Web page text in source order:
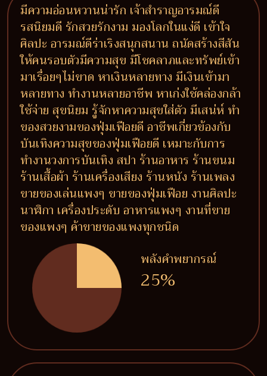
มีความอ่อนหวานน่ารัก เจ้าสำราญอารมณ์ดี
รสนิยมดี รักสวยรักงาม มองโลกในแง่ดี เข้าใจ
ศิลปะ อารมณ์ดีร่าเริงสนุกสนาน ถนัดสร้างสีสัน
ให้คนรอบตัวมีความสุข มีโชคลาภและทรัพย์เข้า
มาเรื่อยๆไม่ขาด หาเงินหลายทาง มีเงินเข้ามา
หลายทาง ทำงานหลายอาชีพ หาเก่งใช้คล่องกล้า
ใช้จ่าย สุขนิยม รู้จักหาความสุขใส่ตัว มีเสน่ห์ ทำ
ของสวยงามของฟุ่มเฟือยดี อาชีพเกี่ยวข้องกับ
บันเทิงความสุขของฟุ่มเฟือยดี เหมาะกับการ
ทำงานวงการบันเทิง สปา ร้านอาหาร ร้านขนม
ร้านเสื้อผ้า ร้านเครื่องเสียง ร้านหนัง ร้านเพลง
ขายของเล่นแพงๆ ขายของฟุ่มเฟือย งานศิลปะ
นาฬิกา เครื่องประดับ อาหารแพงๆ งานที่ขาย
ของแพงๆ ค้าขายของแพงทุกชนิด
พลังคำพยากรณ์
25%